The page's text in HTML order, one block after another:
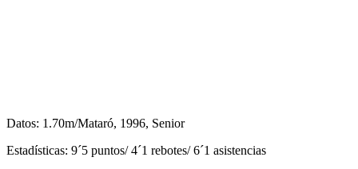
Datos: 1.70m/Mataró, 1996, Senior
Estadísticas: 9´5 puntos/ 4´1 rebotes/ 6´1 asistencias